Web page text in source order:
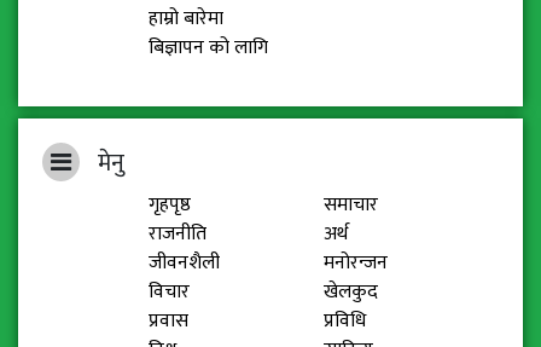
हाम्रो बारेमा
बिज्ञापन को लागि
मेनु
गृहपृष्ठ
समाचार
राजनीति
अर्थ
जीवनशैली
मनोरन्जन
विचार
खेलकुद
प्रवास
प्रविधि